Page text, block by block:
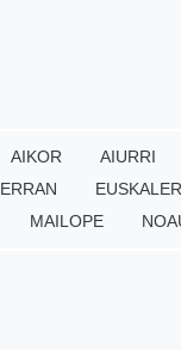
AIKOR AIURRI
ERRAN
MAILOPE